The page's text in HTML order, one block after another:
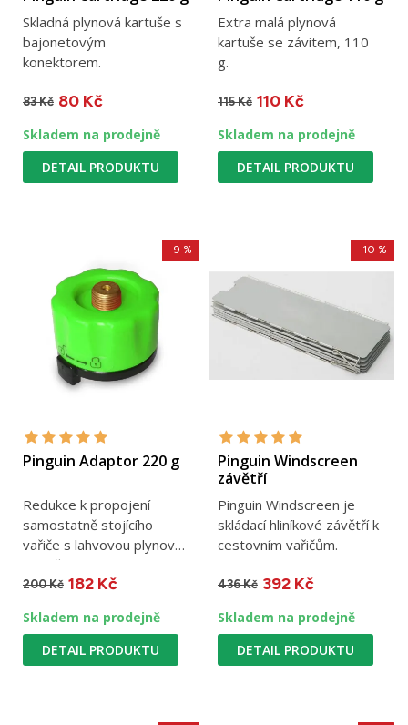
Skladná plynová kartuše s
bajonetovým
konektorem.
83 Kč 80 Kč
Skladem na prodejně
DETAIL PRODUKTU
Extra malá plynová
kartuše se závitem, 110
g.
115 Kč 110 Kč
Skladem na prodejně
DETAIL PRODUKTU
Pinguin Adaptor 220 g
Redukce k propojení
samostatně stojícího
vařiče s lahvovou plynovou
kartuší.
200 Kč
-9 %
182 Kč
Skladem na prodejně
DETAIL PRODUKTU
Pinguin Windscreen
závětří
Pinguin Windscreen je
skládací hliníkové závětří k
cestovním vařičům.
436 Kč
-10 %
392 Kč
Skladem na prodejně
DETAIL PRODUKTU